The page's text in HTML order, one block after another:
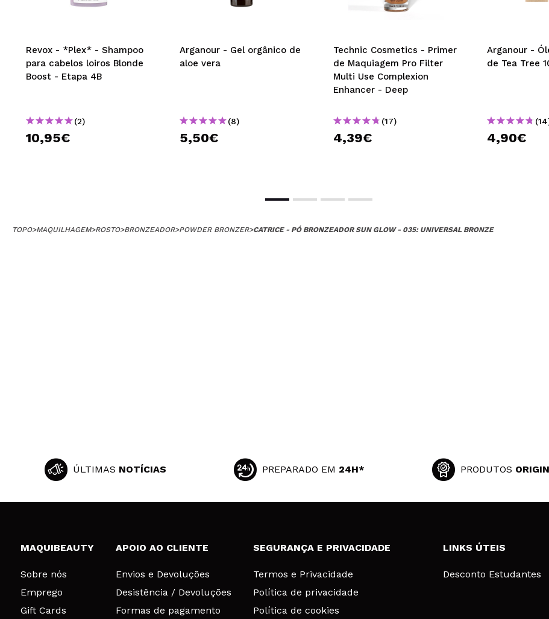
Revox - *Plex* - Shampoo
para cabelos loiros Blonde
Boost - Etapa 4B
(2)
10,95€
Arganour - Gel orgânico de
aloe vera
(8)
5,50€
Technic Cosmetics - Primer
de Maquiagem Pro Filter
Multi Use Complexion
Enhancer - Deep
(17)
4,39€
Arganour -
de Tea Tree
4,90€
TOPO>MAQUILHAGEM>ROSTO>BRONZEADOR>POWDER BRONZER>CATRICE - PÓ BRONZEADOR SUN GLOW - 035: UNIVERSAL BRONZE
ÚLTIMAS NOTÍCIAS PREPARADO EM 24H* PRODUTOS
MAQUIBEAUTY
Sobre nós
Emprego
Gift Cards
APOIO AO CLIENTE
Envios e Devoluções
Desistência / Devoluções
Formas de pagamento
SEGURANÇA E PRIVACIDADE
Termos e Privacidade
Política de privacidade
Política de cookies
LINKS ÚTEIS
Desconto Estudantes